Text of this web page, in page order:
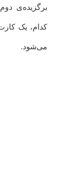
برگزیده‌ی
می‌شود.